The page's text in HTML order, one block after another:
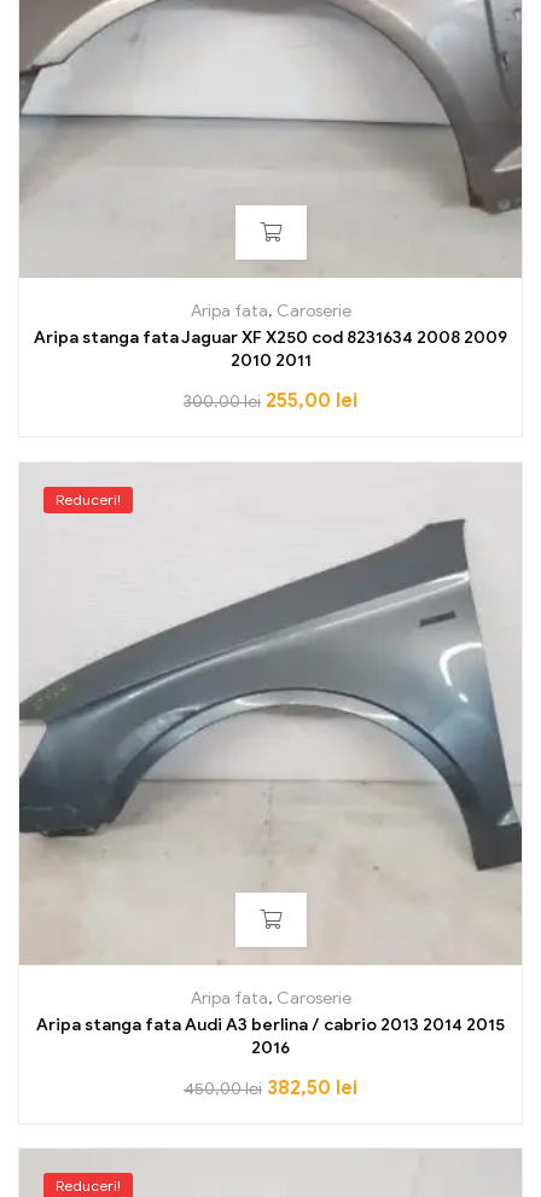
Aripa fata, Caroserie
Aripa stanga fata Jaguar XF X250 cod 8231634 2008 2009
2010 2011
300,00lei 255,00 lei
Reduceri!
Aripa fata, Caroserie
Aripa stanga fata Audi A3 berlina / cabrio 2013 2014 2015
2016
450,00lei 382,50 lei
Reduceri!